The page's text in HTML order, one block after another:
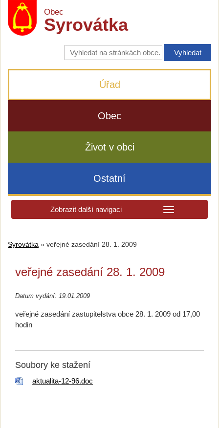
Obec
Syrovátka
Vyhledávání
na
stránkách
Úřad
Obec
Život v obci
Ostatní
Zobrazit další navigaci
Syrovátka » veřejné zasedání 28. 1. 2009
veřejné zasedání 28. 1. 2009
Datum vydání: 19.01.2009
veřejné zasedání zastupitelstva obce 28. 1. 2009 od 17,00
hodin
Soubory ke stažení
aktualita-12-96.doc